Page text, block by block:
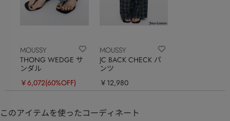
MOUSSY
THONG WEDGE サ
ンダル
￥6,072(60%OFF)
MOUSSY
JC BACK CHECK パ
ンツ
￥12,980
このアイテムを使ったコーディネート